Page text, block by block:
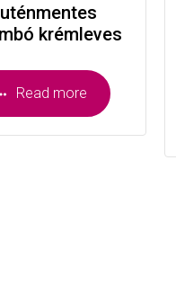
krémleves
Read more